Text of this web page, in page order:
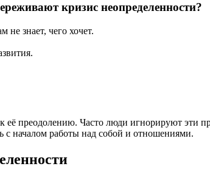
кризис неопределенности?
не знает, чего хочет.
преодолению. Часто люди игнорируют эти
с началом работы над собой и отношениями.